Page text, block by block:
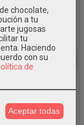
chocolate,
a tu
jugosas
tu
Haciendo
con su
de
Aceptar todas